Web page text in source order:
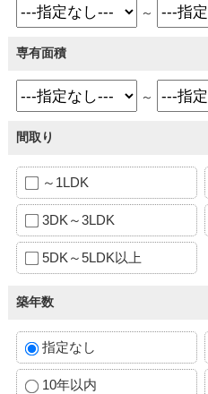
～
専有面積
～
間取り
～1LDK
3DK～3LDK
5DK～5LDK以上
築年数
指定なし
10年以内